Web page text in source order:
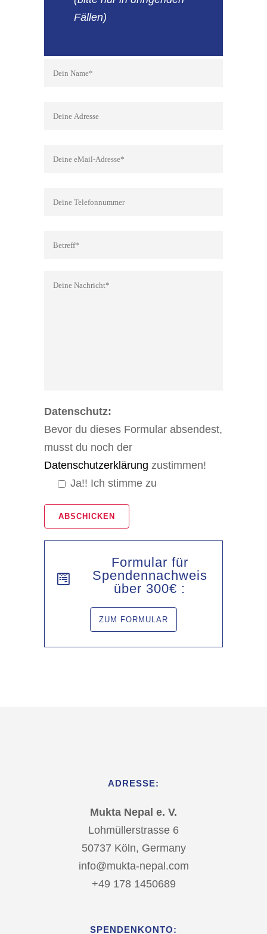
Fällen)
Datenschutz:
Bevor du dieses Formular absendest,
musst du noch der
Datenschutzerklärung zustimmen!
Ja!! Ich stimme zu
Formular für
Spendennachweis
über 300€ :
ZUM FORMULAR
ADRESSE:
Mukta Nepal e. V.
Lohmüllerstrasse 6
50737 Köln, Germany
info@mukta-nepal.com
+49 178 1450689
SPENDENKONTO: